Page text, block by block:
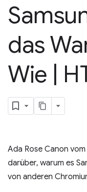
das
Wie
Ada Rose Canon
darüber, warum es
von anderen